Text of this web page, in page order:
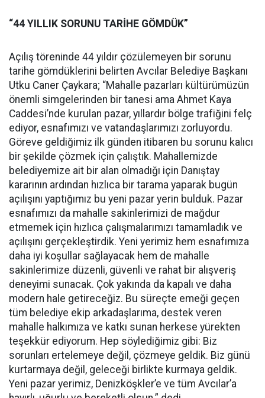
“44 YILLIK SORUNU TARİHE GÖMDÜK”
Açılış töreninde 44 yıldır çözülemeyen bir sorunu
tarihe gömdüklerini belirten Avcılar Belediye Başkanı
Utku Caner Çaykara; “Mahalle pazarları kültürümüzün
önemli simgelerinden bir tanesi ama Ahmet Kaya
Caddesi’nde kurulan pazar, yıllardır bölge trafiğini felç
ediyor, esnafımızı ve vatandaşlarımızı zorluyordu.
Göreve geldiğimiz ilk günden itibaren bu sorunu kalıcı
bir şekilde çözmek için çalıştık. Mahallemizde
belediyemize ait bir alan olmadığı için Danıştay
kararının ardından hızlıca bir tarama yaparak bugün
açılışını yaptığımız bu yeni pazar yerin bulduk. Pazar
esnafımızı da mahalle sakinlerimizi de mağdur
etmemek için hızlıca çalışmalarımızı tamamladık ve
açılışını gerçekleştirdik. Yeni yerimiz hem esnafımıza
daha iyi koşullar sağlayacak hem de mahalle
sakinlerimize düzenli, güvenli ve rahat bir alışveriş
deneyimi sunacak. Çok yakında da kapalı ve daha
modern hale getireceğiz. Bu süreçte emeği geçen
tüm belediye ekip arkadaşlarıma, destek veren
mahalle halkımıza ve katkı sunan herkese yürekten
teşekkür ediyorum. Hep söylediğimiz gibi: Biz
sorunları ertelemeye değil, çözmeye geldik. Biz günü
kurtarmaya değil, geleceği birlikte kurmaya geldik.
Yeni pazar yerimiz, Denizköşkler’e ve tüm Avcılar’a